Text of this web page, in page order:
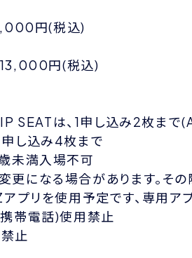
円(税込)
円(税込)
SEATは、1申し込み2枚ま
申し込み4枚まで
未満入場不可
更になる場合があります。そ
プリを使用予定です、専用ア
携帯電話)使用禁止
止